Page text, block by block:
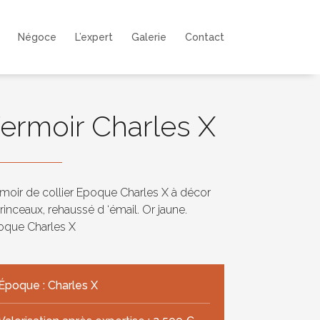
Négoce L’expert Galerie Contact
Charles X
de collier Epoque Charles X à décor
rehaussé d ‘émail. Or jaune.
Charles X
Époque : Charles X